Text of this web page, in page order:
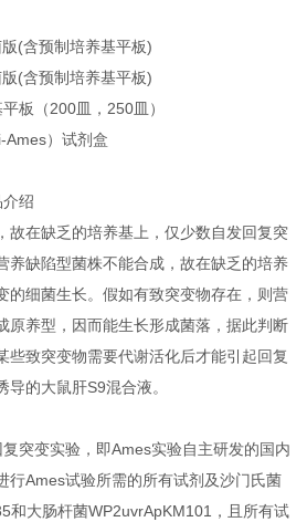
(含预制培养基平板)
(含预制培养基平板)
板（200皿，250皿）
Ames）试剂盒
介绍
故在缺乏的培养基上，仅少数自发回复突
养缺陷型菌株不能合成，故在缺乏的培养
的细菌生长。假如有致突变物存在，则营
原养型，因而能生长形成菌落，据此判断
些致突变物需要代谢活化后才能引起回复
的大鼠肝S9混合液。
突变实验，即Ames实验自主研发的国内
行Ames试验所需的所有试剂及沙门氏菌
和大肠杆菌WP2uvrApKM101，且所有试